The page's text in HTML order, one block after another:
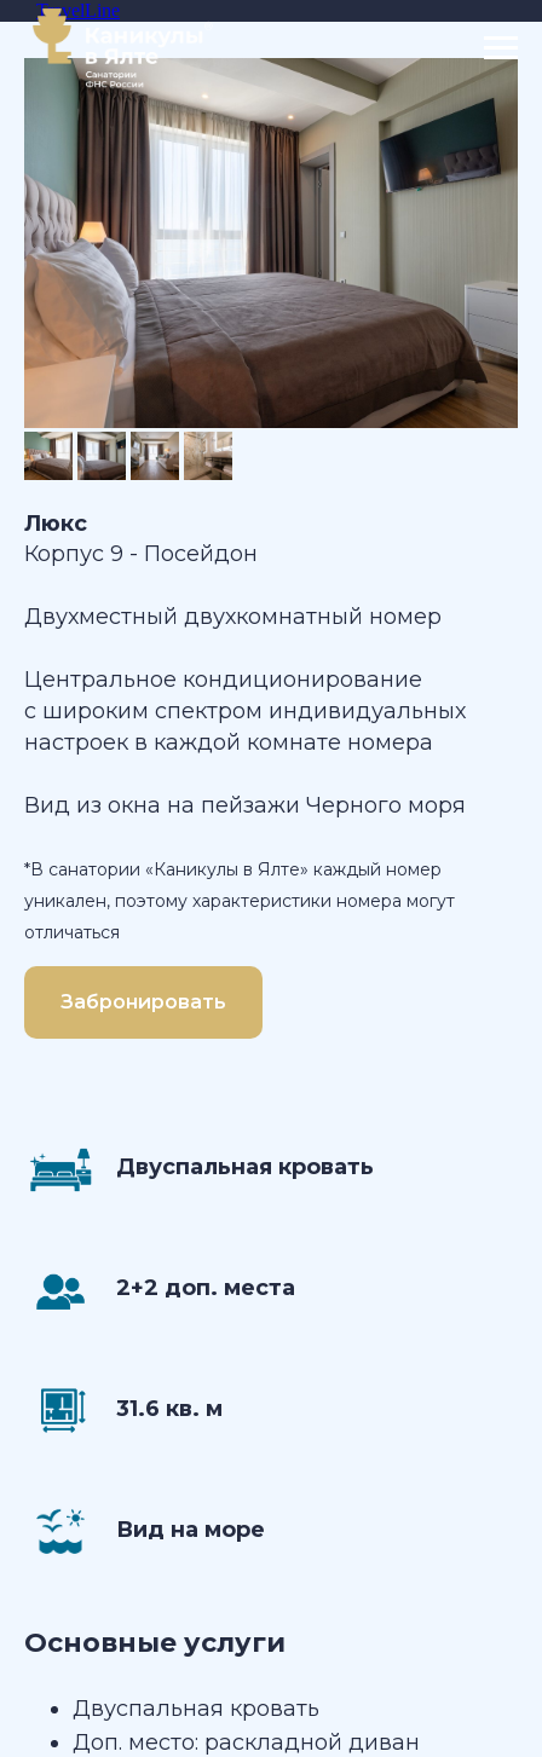
TravelLine
Люкс
Корпус 9 - Посейдон
Двухместный двухкомнатный номер
Центральное кондиционирование
с широким спектром индивидуальных
настроек в каждой комнате номера
Вид из окна на пейзажи Черного моря
*В санатории «Каникулы в Ялте» каждый номер
уникален, поэтому характеристики номера могут
отличаться
Забронировать
Двуспальная кровать
2+2 доп. места
31.6 кв. м
Вид на море
Основные услуги
Двуспальная кровать
Доп. место: раскладной диван